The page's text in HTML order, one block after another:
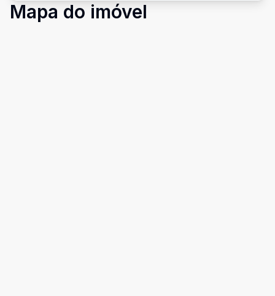
Mapa do imóvel